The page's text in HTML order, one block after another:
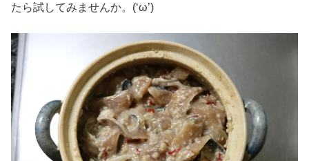
たら試してみませんか。(‘ω’)